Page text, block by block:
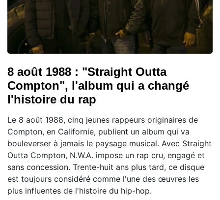
8 août 1988 : "Straight Outta
Compton", l'album qui a changé
l'histoire du rap
Le 8 août 1988, cinq jeunes rappeurs originaires de
Compton, en Californie, publient un album qui va
bouleverser à jamais le paysage musical. Avec Straight
Outta Compton, N.W.A. impose un rap cru, engagé et
sans concession. Trente-huit ans plus tard, ce disque
est toujours considéré comme l'une des œuvres les
plus influentes de l'histoire du hip-hop.